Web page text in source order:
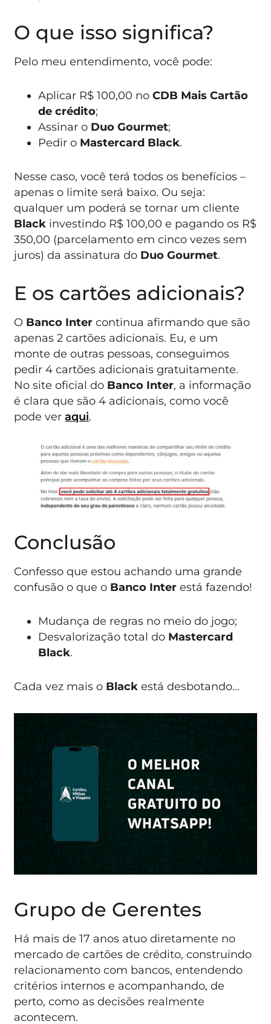
O que isso significa?
Pelo meu entendimento, você pode:
Aplicar R$ 100,00 noCDB Mais Cartão
de crédito;
Assinar o Duo Gourmet;
Pedir o Mastercard Black.
Nesse caso, você terá todos os benefícios –
apenas o limite será baixo. Ou seja:
qualquer um poderá se tornar um cliente
Black investindo R$ 100,00 e pagando os R$
350,00 (parcelamento em cinco vezes sem
juros) da assinatura do Duo Gourmet.
E os cartões adicionais?
O Banco Inter continua afirmando que são
apenas 2 cartões adicionais. Eu, e um
monte de outras pessoas, conseguimos
pedir 4 cartões adicionais gratuitamente.
No site oficial do Banco Inter, a informação
é clara que são 4 adicionais, como você
pode veraqui.
Conclusão
Confesso que estou achando uma grande
confusão o que o Banco Inter está fazendo!
Mudança de regras no meio do jogo;
Desvalorização total do Mastercard
Black.
Cada vez mais o Black está desbotando…
Grupo de Gerentes
Há mais de 17 anos atuo diretamente no
mercado de cartões de crédito, construindo
relacionamento com bancos, entendendo
critérios internos e acompanhando, de
perto, como as decisões realmente
acontecem.